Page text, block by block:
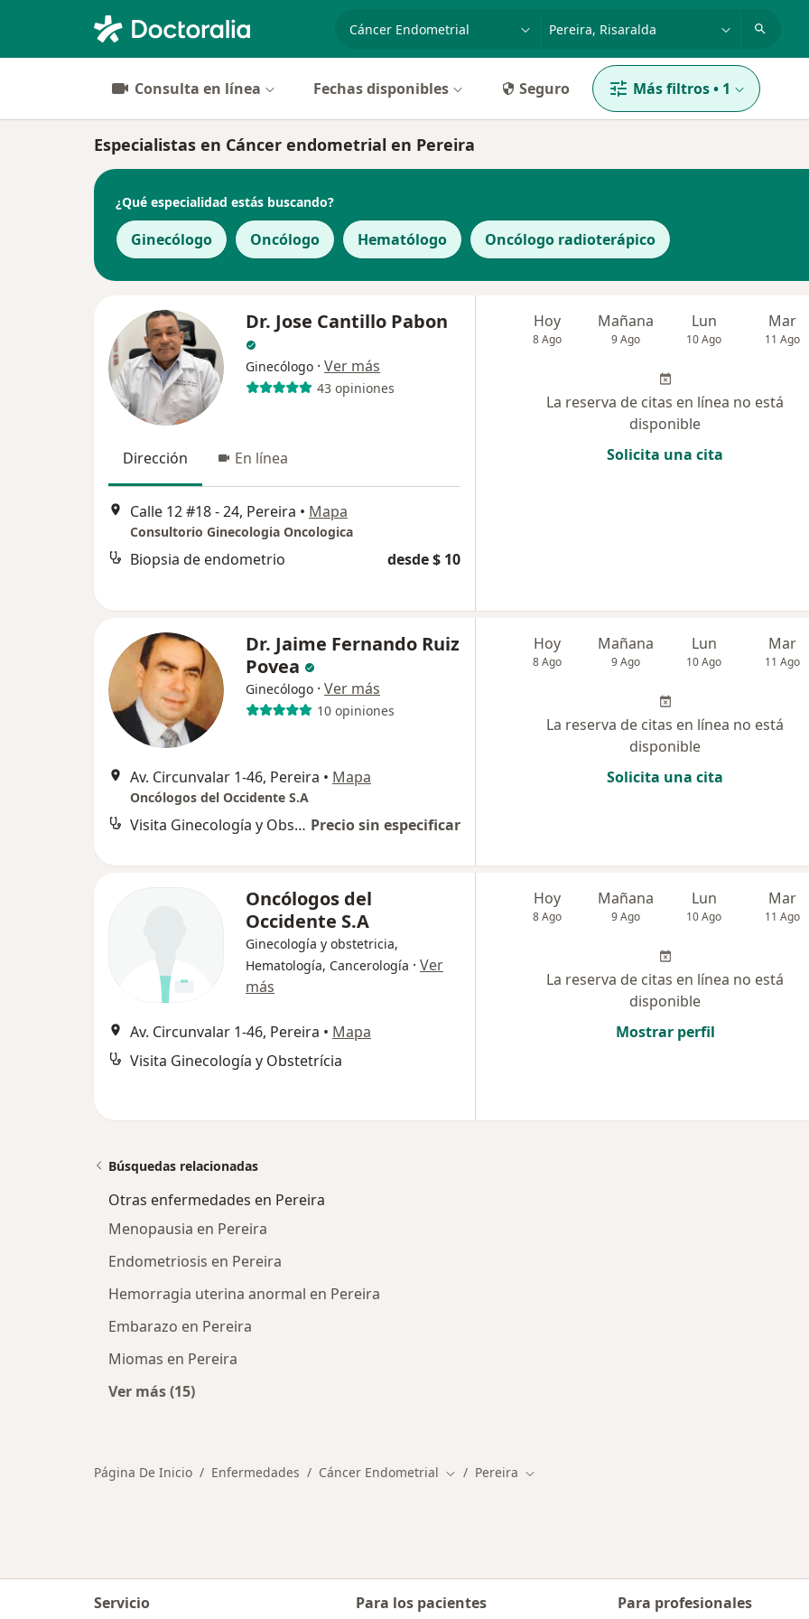
especialidad, enfermedad o nombre
Consulta en línea Fechas disponibles Seguro Más filtros• 1
Especialistas en Cáncer endometrial en Pereira
¿Qué especialidad estás buscando?
Ginecólogo Oncólogo Hematólogo Oncólogo radioterápico
Dr. Jose Cantillo Pabon
Ginecólogo · Ver más
43 opiniones
Dirección En línea
Calle 12 #18 - 24, Pereira • Mapa
Consultorio Ginecologia Oncologica
Biopsia de endometrio desde $ 10
Hoy
8 Ago
Mañana
9 Ago
Lun
10 Ago
Mar
11 Ago
La reserva de citas en línea no está
disponible
Solicita una cita
Dr. Jaime Fernando Ruiz
Povea
Ginecólogo · Ver más
10 opiniones
Av. Circunvalar 1-46, Pereira • Mapa
Oncólogos del Occidente S.A
Visita Ginecología y Obstetrícia Precio sin especificar
Hoy
8 Ago
Mañana
9 Ago
Lun
10 Ago
Mar
11 Ago
La reserva de citas en línea no está
disponible
Solicita una cita
Oncólogos del
Occidente S.A
Ginecología y obstetricia,
Hematología, Cancerología · Ver
más
Av. Circunvalar 1-46, Pereira • Mapa
Visita Ginecología y Obstetrícia
Hoy
8 Ago
Mañana
9 Ago
Lun
10 Ago
Mar
11 Ago
La reserva de citas en línea no está
disponible
Mostrar perfil
Búsquedas relacionadas
Otras enfermedades en Pereira
Menopausia en Pereira
Endometriosis en Pereira
Hemorragia uterina anormal en Pereira
Embarazo en Pereira
Miomas en Pereira
Ver más (15)
Página De Inicio Enfermedades Cáncer Endometrial Cambiar de ciudad
Pereira Cambiar de ciudad
Servicio Para los pacientes Para profesionales